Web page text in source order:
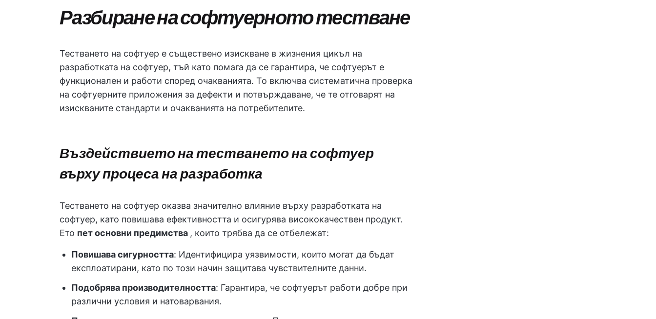
Разбиране на софтуерното тестване
Тестването на софтуер е съществено изискване в жизнения цикъл на
разработката на софтуер, тъй като помага да се гарантира, че софтуерът е
функционален и работи според очакванията. То включва систематична проверка
на софтуерните приложения за дефекти и потвърждаване, че те отговарят на
изискваните стандарти и очакванията на потребителите.
Въздействието на тестването на софтуер
върху процеса на разработка
Тестването на софтуер оказва значително влияние върху разработката на
софтуер, като повишава ефективността и осигурява висококачествен продукт.
Ето пет основни предимства , които трябва да се отбележат:
Повишава сигурността: Идентифицира уязвимости, които могат да бъдат
експлоатирани, като по този начин защитава чувствителните данни.
Подобрява производителността: Гарантира, че софтуерът работи добре при
различни условия и натоварвания.